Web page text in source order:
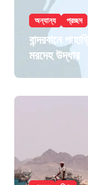
অন্যান্য প্রচ্ছদ
বান্দরবানে
মরদেহ উদ্ধার